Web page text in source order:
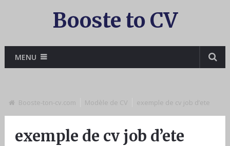
Booste to CV
MENU
Booste-ton-cv.com Modèle de CV exemple de cv job d’ete
exemple de cv job d’ete